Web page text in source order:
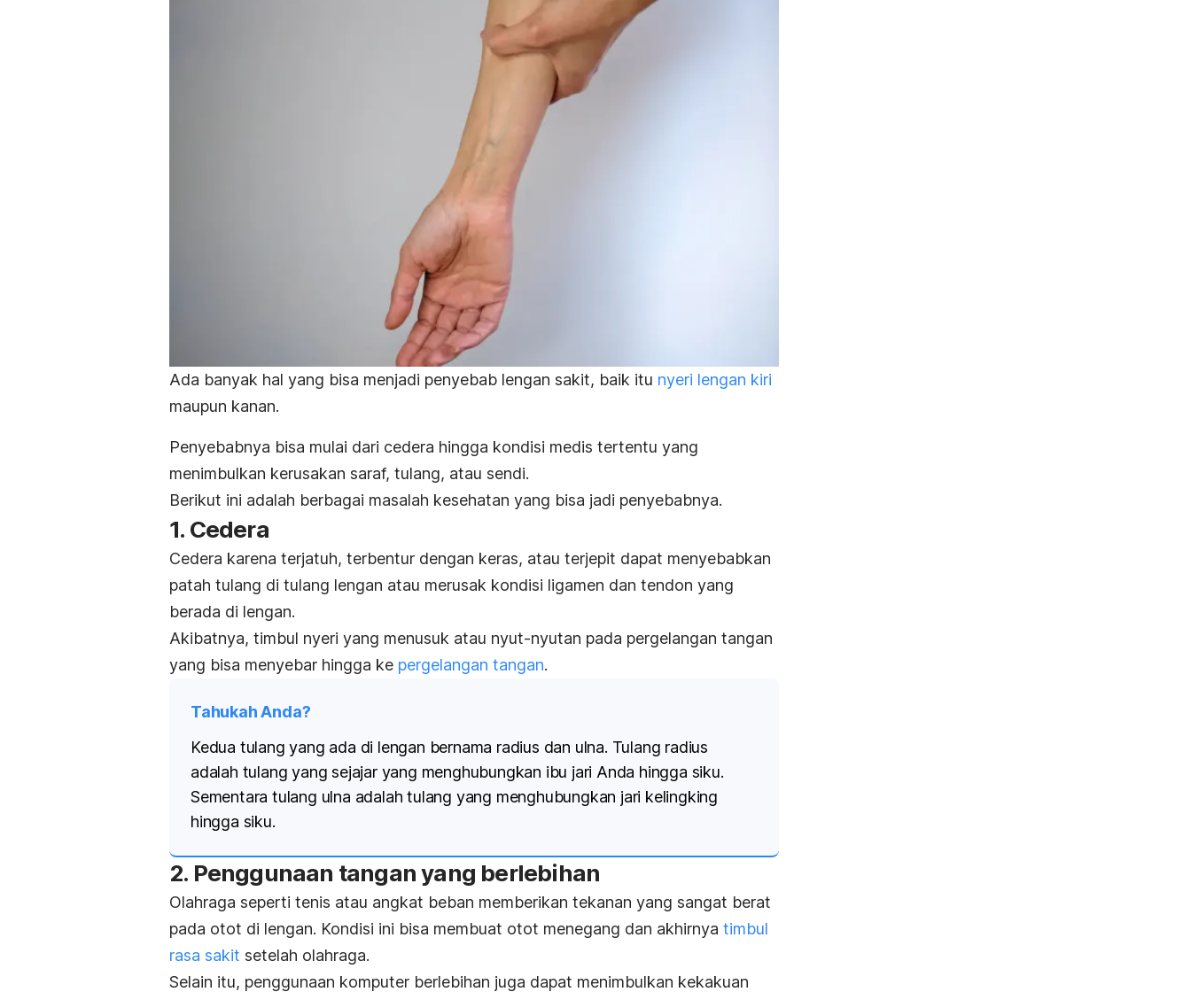
Ada banyak hal yang bisa menjadi penyebab lengan sakit, baik itu nyeri lengan kiri
maupun kanan.
Penyebabnya bisa mulai dari cedera hingga kondisi medis tertentu yang
menimbulkan kerusakan saraf, tulang, atau sendi.
Berikut ini adalah berbagai masalah kesehatan yang bisa jadi penyebabnya.
1. Cedera
Cedera karena terjatuh, terbentur dengan keras, atau terjepit dapat menyebabkan
patah tulang di tulang lengan atau merusak kondisi ligamen dan tendon yang
berada di lengan.
Akibatnya, timbul nyeri yang menusuk atau nyut-nyutan pada pergelangan tangan
yang bisa menyebar hingga ke pergelangan tangan.
Tahukah Anda?
Kedua tulang yang ada di lengan bernama radius dan ulna. Tulang radius
adalah tulang yang sejajar yang menghubungkan ibu jari Anda hingga siku.
Sementara tulang ulna adalah tulang yang menghubungkan jari kelingking
hingga siku.
2. Penggunaan tangan yang berlebihan
Olahraga seperti tenis atau angkat beban memberikan tekanan yang sangat berat
pada otot di lengan. Kondisi ini bisa membuat otot menegang dan akhirnya timbul
rasa sakit setelah olahraga.
Selain itu, penggunaan komputer berlebihan juga dapat menimbulkan kekakuan